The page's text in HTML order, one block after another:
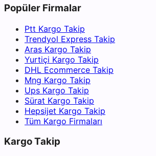
Popüler Firmalar
Ptt Kargo Takip
Trendyol Express Takip
Aras Kargo Takip
Yurtiçi Kargo Takip
DHL Ecommerce Takip
Mng Kargo Takip
Ups Kargo Takip
Sürat Kargo Takip
Hepsijet Kargo Takip
Tüm Kargo Firmaları
Kargo Takip